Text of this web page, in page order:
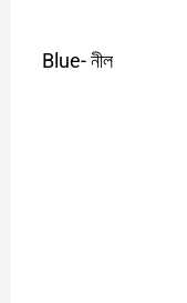
Blue-নীল